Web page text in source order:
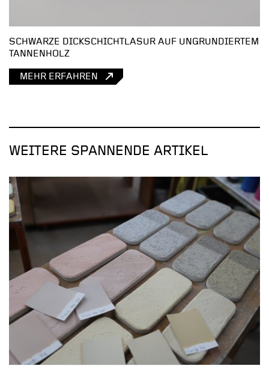
SCHWARZE DICKSCHICHTLASUR AUF UNGRUNDIERTEM
TANNENHOLZ
MEHR ERFAHREN
WEITERE SPANNENDE ARTIKEL